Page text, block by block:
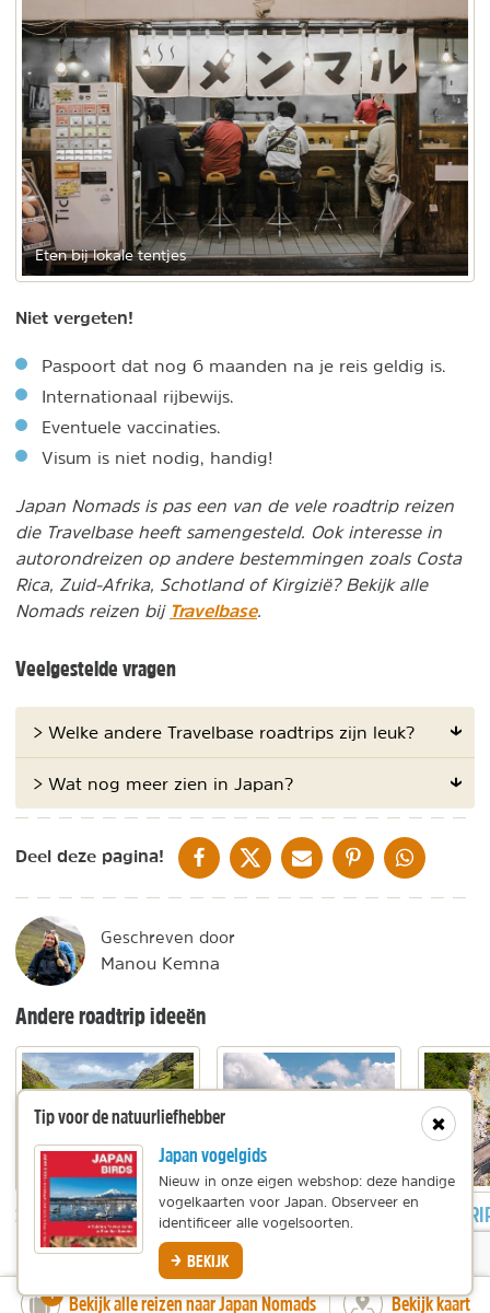
Eten bij lokale tentjes
Niet vergeten!
Paspoort dat nog 6 maanden na je reis geldig is.
Internationaal rijbewijs.
Eventuele vaccinaties.
Visum is niet nodig, handig!
Japan Nomads is pas een van de vele roadtrip reizen
die Travelbase heeft samengesteld. Ook interesse in
autorondreizen op andere bestemmingen zoals Costa
Rica, Zuid-Afrika, Schotland of Kirgizië? Bekijk alle
Nomads reizen bij Travelbase.
Veelgestelde vragen
> Welke andere Travelbase roadtrips zijn leuk?
> Wat nog meer zien in Japan?
Deel deze pagina! DELEN OP FACEBOOK
DELEN OP XDELEN VIA DE MAIL
DELEN OP PINTEREST
DELEN OP
Geschreven door
Manou Kemna
Andere roadtrip ideeën
SCOTLAND NOMADS COSTA RICA NOMADS
number_of_trips:
1 Bekijk alle reizen naar Japan Nomads Bekijk kaart
Sluit
Tip voor de natuurliefhebber
Japan vogelgids
Nieuw in onze eigen webshop: deze handige
vogelkaarten voor Japan. Observeer en
identificeer alle vogelsoorten.
BEKIJK